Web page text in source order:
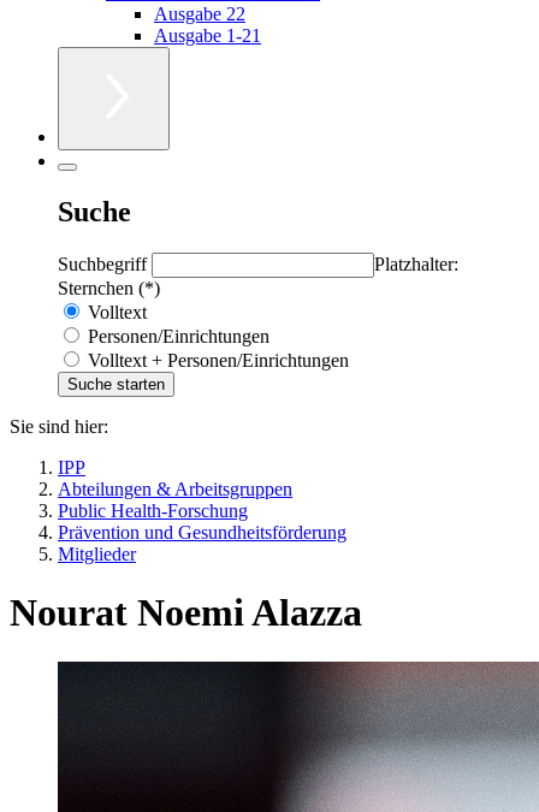
Ausgabe 22
Ausgabe 1-21
Suche
Suchbegriff
Platzhalter:
Sternchen (*)
Volltext
Personen/Einrichtungen
Volltext + Personen/Einrichtungen
Sie sind hier:
IPP
Abteilungen & Arbeitsgruppen
Public Health-Forschung
Prävention und Gesundheitsförderung
Mitglieder
Nourat Noemi Alazza